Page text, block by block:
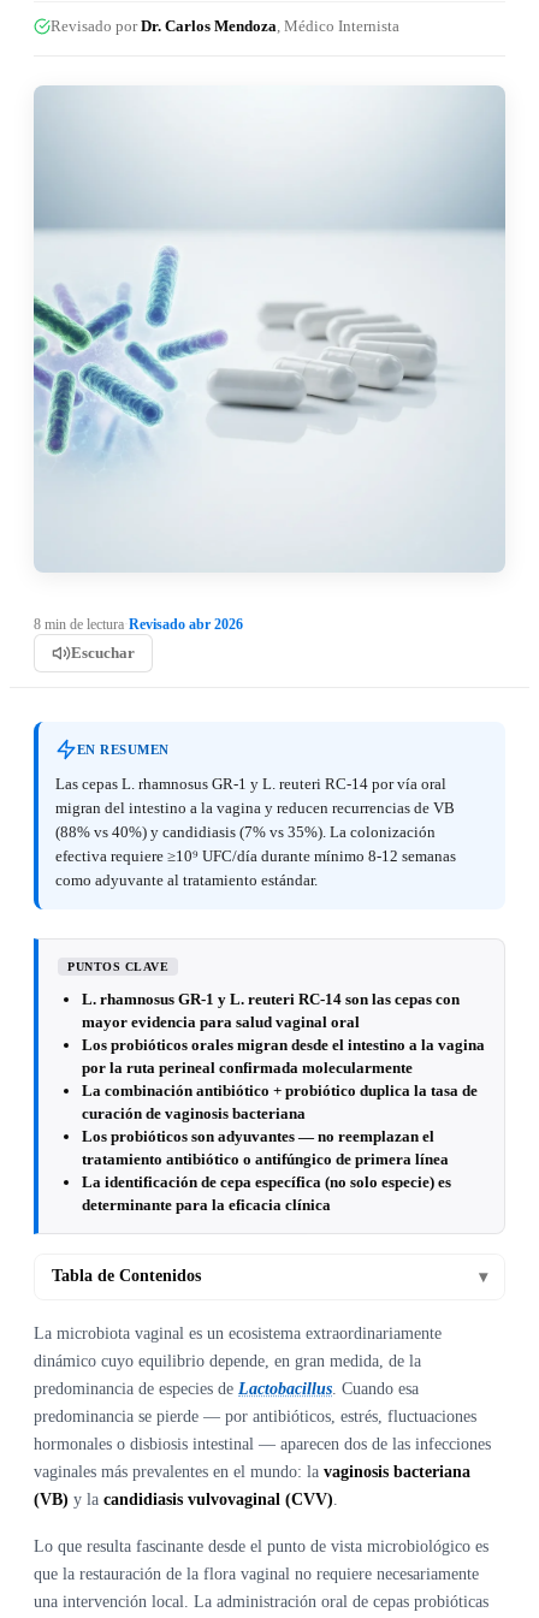
Revisado porDr. Carlos Mendoza , Médico Internista
8 min de lectura Revisado abr 2026
Escuchar
EN RESUMEN
Las cepas L. rhamnosus GR-1 y L. reuteri RC-14 por vía oral
migran del intestino a la vagina y reducen recurrencias de VB
(88% vs 40%) y candidiasis (7% vs 35%). La colonización
efectiva requiere ≥10⁹ UFC/día durante mínimo 8-12 semanas
como adyuvante al tratamiento estándar.
PUNTOS CLAVE
L. rhamnosus GR-1 y L. reuteri RC-14 son las cepas con
mayor evidencia para salud vaginal oral
Los probióticos orales migran desde el intestino a la vagina
por la ruta perineal confirmada molecularmente
La combinación antibiótico + probiótico duplica la tasa de
curación de vaginosis bacteriana
Los probióticos son adyuvantes — no reemplazan el
tratamiento antibiótico o antifúngico de primera línea
La identificación de cepa específica (no solo especie) es
determinante para la eficacia clínica
Tabla de Contenidos ▾
La microbiota vaginal es un ecosistema extraordinariamente
dinámico cuyo equilibrio depende, en gran medida, de la
predominancia de especies de Lactobacillus . Cuando esa
predominancia se pierde — por antibióticos, estrés, fluctuaciones
hormonales o disbiosis intestinal — aparecen dos de las infecciones
vaginales más prevalentes en el mundo: la vaginosis bacteriana
(VB) y la candidiasis vulvovaginal (CVV)
Lo que resulta fascinante desde el punto de vista microbiológico es
que la restauración de la flora vaginal no requiere necesariamente
una intervención local. La administración oral de cepas probióticas